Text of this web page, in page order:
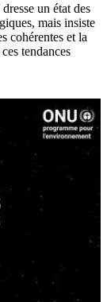
un état des
mais insiste
cohérentes et la
tendances